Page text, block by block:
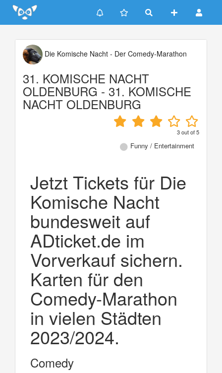
Update cookies preferences
Die Komische Nacht - Der Comedy-Marathon
31. KOMISCHE NACHT
OLDENBURG - 31. KOMISCHE
NACHT OLDENBURG
3out of5
Funny / Entertainment
Jetzt Tickets für Die
Komische Nacht
bundesweit auf
ADticket.de im
Vorverkauf sichern.
Karten für den
Comedy-Marathon
in vielen Städten
2023/2024.
Comedy